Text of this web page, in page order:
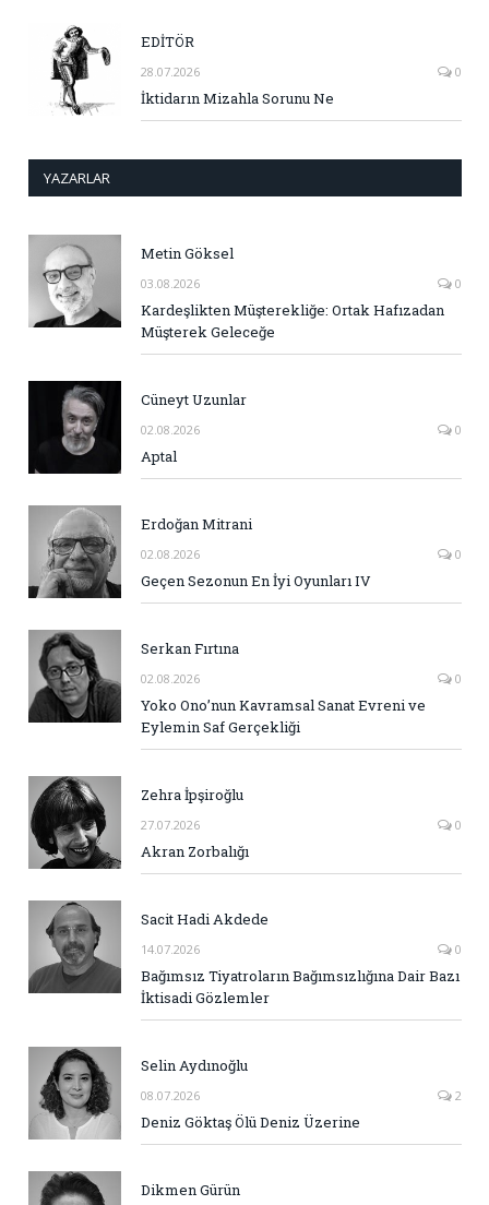
EDİTÖR
28.07.2026 0
İktidarın Mizahla Sorunu Ne
YAZARLAR
Metin Göksel
03.08.2026 0
Kardeşlikten Müşterekliğe: Ortak Hafızadan
Müşterek Geleceğe
Cüneyt Uzunlar
02.08.2026 0
Aptal
Erdoğan Mitrani
02.08.2026 0
Geçen Sezonun En İyi Oyunları IV
Serkan Fırtına
02.08.2026 0
Yoko Ono’nun Kavramsal Sanat Evreni ve
Eylemin Saf Gerçekliği
Zehra İpşiroğlu
27.07.2026 0
Akran Zorbalığı
Sacit Hadi Akdede
14.07.2026 0
Bağımsız Tiyatroların Bağımsızlığına Dair Bazı
İktisadi Gözlemler
Selin Aydınoğlu
08.07.2026 2
Deniz Göktaş Ölü Deniz Üzerine
Dikmen Gürün